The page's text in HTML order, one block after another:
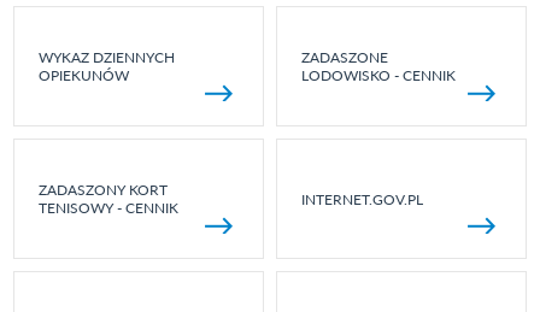
WYKAZ DZIENNYCH
OPIEKUNÓW
ZADASZONE
LODOWISKO - CENNIK
ZADASZONY KORT
TENISOWY - CENNIK
INTERNET.GOV.PL